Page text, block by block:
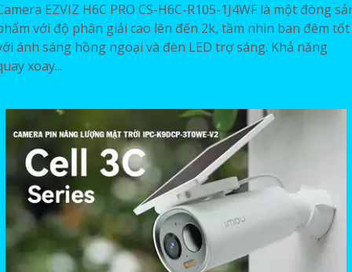
EZVIZ H6C PRO CS-H6C-R105-1J4WF là một đòng
với độ phân giải cao lên đến 2k, tầm nhìn ban đêm tốt
ánh sáng hồng ngoại và đèn LED trợ sáng. Khả năng
xoay...